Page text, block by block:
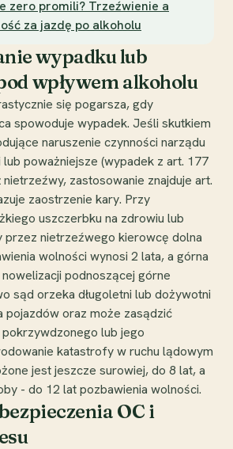
zero promili? Trzeźwienie a
za jazdę po alkoholu
wypadku lub
wpływem alkoholu
się pogarsza, gdy
spowoduje wypadek. Jeśli skutkiem
naruszenie czynności narządu
lub poważniejsze (wypadek z art. 177
nietrzeźwy, zastosowanie znajduje art.
zaostrzenie kary. Przy
uszczerbku na zdrowiu lub
przez nietrzeźwego kierowcę dolna
wolności wynosi 2 lata, a górna
podnoszącej górne
sąd orzeka długoletni lub dożywotni
pojazdów oraz może zasądzić
lub jego
katastrofy w ruchu lądowym
jest jeszcze surowiej, do 8 lat, a
- do 12 lat pozbawienia wolności.
OC i